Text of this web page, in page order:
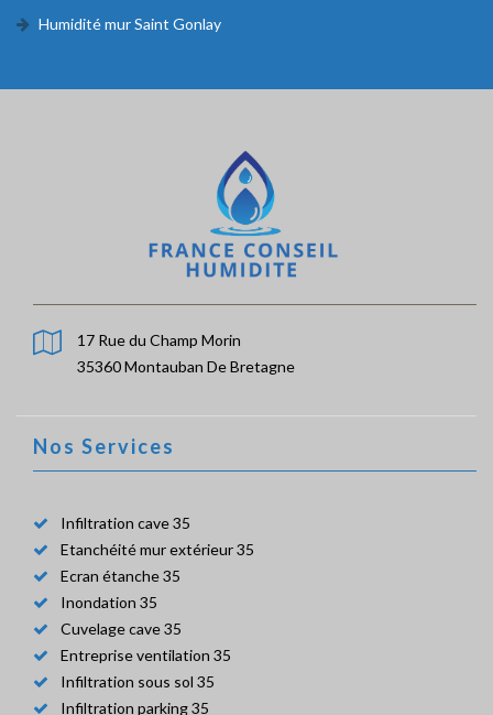
Humidité mur Saint Gonlay
17 Rue du Champ Morin
35360 Montauban De Bretagne
Nos Services
Infiltration cave 35
Etanchéité mur extérieur 35
Ecran étanche 35
Inondation 35
Cuvelage cave 35
Entreprise ventilation 35
Infiltration sous sol 35
Infiltration parking 35